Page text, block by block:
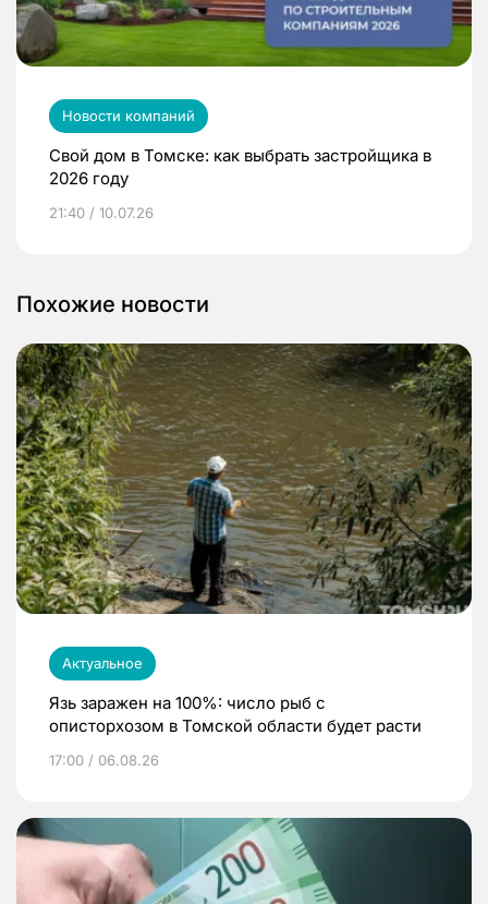
Новости компаний
Свой дом в Томске: как выбрать застройщика в
2026 году
21:40 / 10.07.26
Похожие новости
Актуальное
Язь заражен на 100%: число рыб с
описторхозом в Томской области будет расти
17:00 / 06.08.26